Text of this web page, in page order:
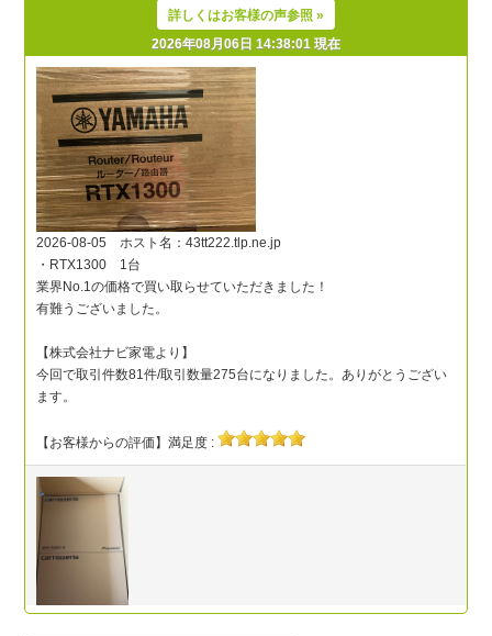
詳しくはお客様の声参照 »
2026年08月06日 14:38:01 現在